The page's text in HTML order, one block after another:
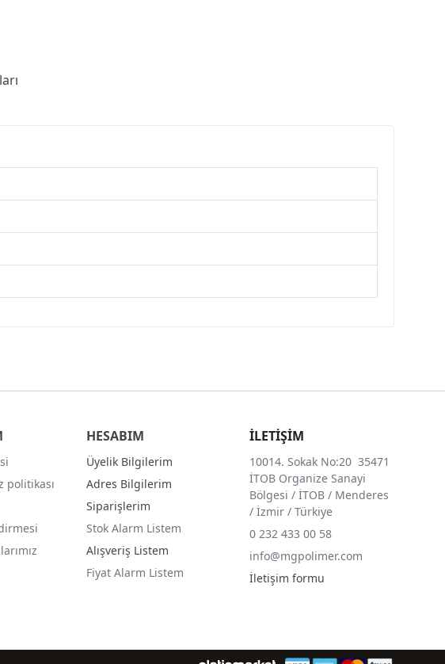
politikası
HESABIM
Üyelik Bilgilerim
Adres Bilgilerim
Siparişlerim
Stok Alarm Listem
Alışveriş Listem
Fiyat Alarm Listem
İLETİŞİM
10014. Sokak No:20 35471
İTOB Organize Sanayi
Bölgesi / İTOB / Menderes
/ İzmir / Türkiye
0 232 433 00 58
info@mgpolimer.com
İletişim formu